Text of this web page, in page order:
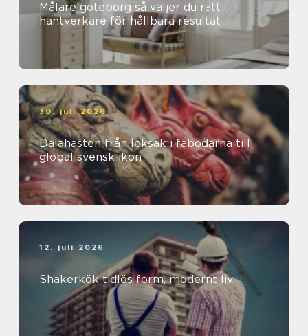
Målare göteborg så väljer du rätt
hantverkare för hållbara resultat
30. juli 2026
Dalahästen från leksak i fäbodarna till
global svensk ikon
12. juli 2026
Shakerkök tidlös form, modernt liv